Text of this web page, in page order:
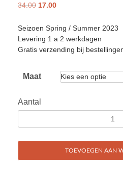
34.00 17.00
Seizoen Spring / Summer 2023
Levering 1 a 2 werkdagen
Gratis verzending bij
Maat
Aantal
TOEVOEGEN AAN